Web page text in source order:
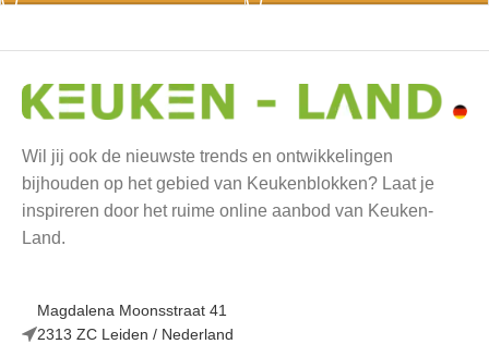
Wil jij ook de nieuwste trends en ontwikkelingen
bijhouden op het gebied van Keukenblokken? Laat je
inspireren door het ruime online aanbod van Keuken-
Land.
Magdalena Moonsstraat 41
2313 ZC Leiden / Nederland